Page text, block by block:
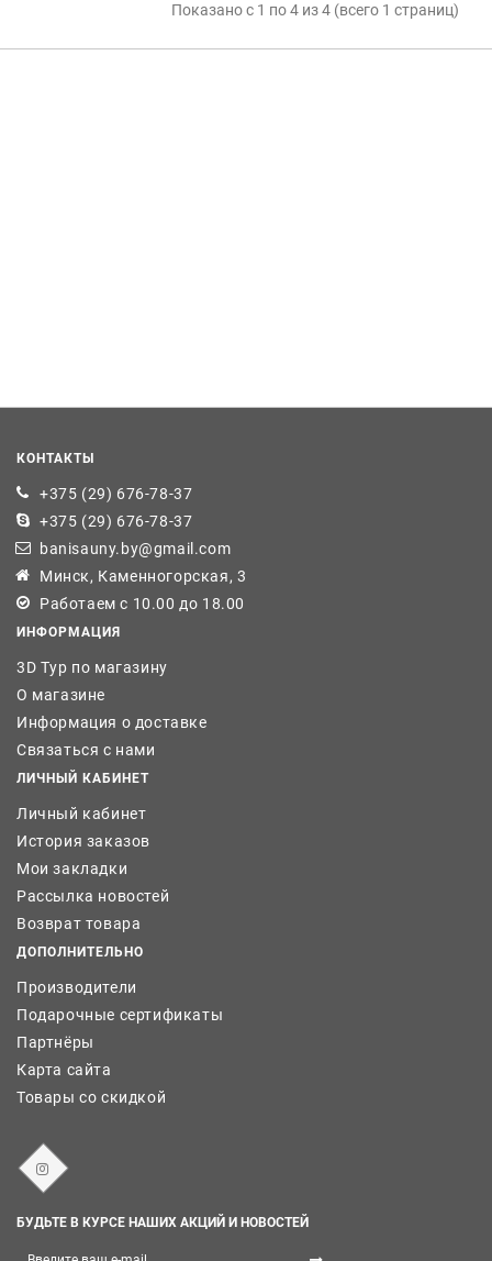
Показано с 1 по 4 из 4 (всего 1 страниц)
КОНТАКТЫ
+375 (29) 676-78-37
+375 (29) 676-78-37
banisauny.by@gmail.com
Минск, Каменногорская, 3
Работаем с 10.00 до 18.00
ИНФОРМАЦИЯ
3D Тур по магазину
О магазине
Информация о доставке
Связаться с нами
ЛИЧНЫЙ КАБИНЕТ
Личный кабинет
История заказов
Мои закладки
Рассылка новостей
Возврат товара
ДОПОЛНИТЕЛЬНО
Производители
Подарочные сертификаты
Партнёры
Карта сайта
Товары со скидкой
БУДЬТЕ В КУРСЕ НАШИХ АКЦИЙ И НОВОСТЕЙ